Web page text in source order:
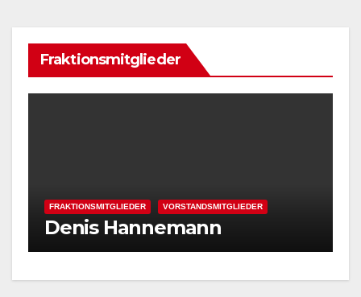
Fraktionsmitglieder
FRAKTIONSMITGLIEDER VORSTANDSMITGLIEDER
Denis Hannemann